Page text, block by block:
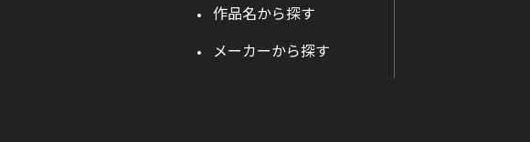
作品名から探す
メーカーから探す